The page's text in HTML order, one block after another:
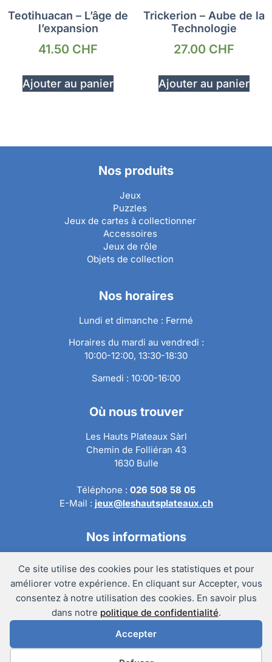
Ce site utilise des cookies pour les statistiques et pour
améliorer votre expérience. En cliquant sur Accepter, vous
consentez à notre utilisation des cookies. En savoir plus
dans notre politique de confidentialité.
Accepter
Teotihuacan – L’âge de
l’expansion
41.50 CHF
Ajouter au panier
Trickerion – Aube de la
Technologie
27.00 CHF
Ajouter au panier
Nos produits
Jeux
Puzzles
Jeux de cartes à collectionner
Accessoires
Jeux de rôle
Objets de collection
Nos horaires
Lundi et dimanche : Fermé
Horaires du mardi au vendredi :
10:00-12:00, 13:30-18:30
Samedi : 10:00-16:00
Où nous trouver
Les Hauts Plateaux Sàrl
Chemin de Folliéran 43
1630 Bulle
Téléphone : 026 508 58 05
E-Mail : jeux@leshautsplateaux.ch
Nos informations
Politique de confidentialité
Politique de retour
Mentions légales
@Copyright 2024 – Les Hauts Plateaux Sàrl